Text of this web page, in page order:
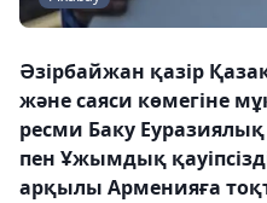
Әзірбайжан қазір
және саяси көмегіне
ресми Баку
пен Ұжымдық
арқылы Арменияға